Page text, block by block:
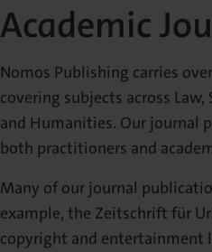
Die Nomos Verlagsgesellschaft
Ansprechpartner:innen
News
Neuigkeiten & Aktuelles
Karriere
Ihre Einstiegsmöglichkeiten
Fachbücher für Jurist:innen
Rechtswissenschaft
Sozialwissenschaften
Geisteswissenschaften
Wissenschaftlich publizieren
Jetzt Autor:in werden
Blog
rund um Ihre Publikation
Open Access
Service
Themenwelten und Newsletter
Presse
Presse & Rezensionswesen
Dozentenservice
Belegexemplar für Lehrende
Mediadaten
Werben in Fachzeitschriften
Shop
Podcast
Academic
Nomos Publishing carries
covering subjects across
and Humanities. Our journal
both practitioners and
Many of our journal
example, the Zeitschrift für
copyright and entertainment